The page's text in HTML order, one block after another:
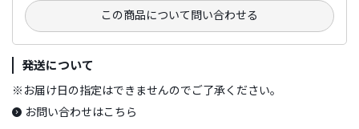
この商品について問い合わせる
発送について
※ お届け日の指定はできませんのでご了承ください。
お問い合わせはこちら